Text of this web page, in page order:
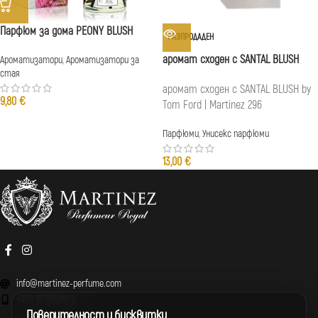
Парфюм за дома PEONY BLUSH
Ароматизатори,Ароматизатори за
стая
9,80 €
РАЗПРОДАДЕН
аромат сходен с SANTAL BLUSH
аромат сходен с SANTAL BLUSH by
Tom Ford | Martinez 296
Парфюми,Унисекс парфюми
13,00 €
info@martinez-perfume.com